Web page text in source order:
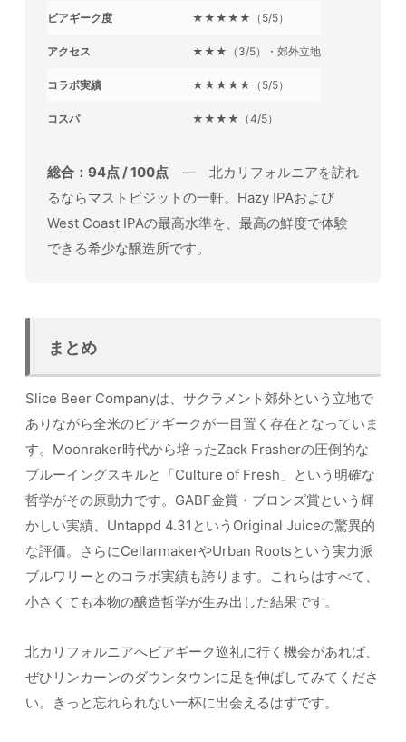
ビアギーク度 ★★★★★（5/5）
アクセス ★★★（3/5）・郊外立地
コラボ実績 ★★★★★（5/5）
コスパ ★★★★（4/5）
総合：94点 / 100点 ― 北カリフォルニアを訪れ
るならマストビジットの一軒。Hazy IPAおよび
West Coast IPAの最高水準を、最高の鮮度で体験
できる希少な醸造所です。
まとめ
Slice Beer Companyは、サクラメント郊外という立地で
ありながら全米のビアギークが一目置く存在となっていま
す。Moonraker時代から培ったZack Frasherの圧倒的な
ブルーイングスキルと「Culture of Fresh」という明確な
哲学がその原動力です。GABF金賞・ブロンズ賞という輝
かしい実績、Untappd 4.31というOriginal Juiceの驚異的
な評価。さらにCellarmakerやUrban Rootsという実力派
ブルワリーとのコラボ実績も誇ります。これらはすべて、
小さくても本物の醸造哲学が生み出した結果です。
北カリフォルニアへビアギーク巡礼に行く機会があれば、
ぜひリンカーンのダウンタウンに足を伸ばしてみてくださ
い。きっと忘れられない一杯に出会えるはずです。